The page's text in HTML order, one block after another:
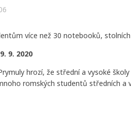
více než 30 notebooků,
9. 2020
hrozí, že střední a vysoké
romských studentů